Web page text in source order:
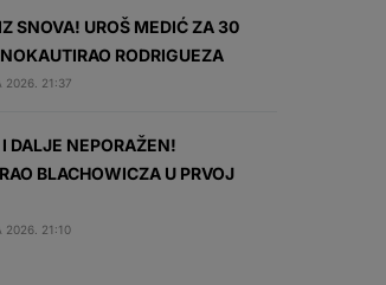
SNOVA! UROŠ MEDIĆ ZA 30
RODRIGUEZA
2026. 21:37
DALJE NEPORAŽEN!
BLACHOWICZA U PRVOJ
2026. 21:10